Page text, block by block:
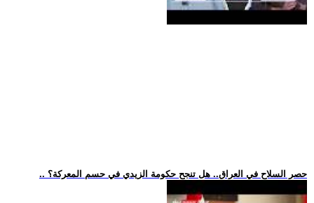
.. حصر السلاح في العراق.. هل تنجح حكومة الزيدي في حسم المعركة؟